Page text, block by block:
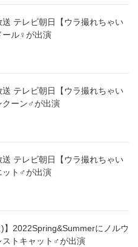
テレビ朝日【ウラ撮れちゃい
ール♀が出演
テレビ朝日【ウラ撮れちゃい
クーン♂が出演
テレビ朝日【ウラ撮れちゃい
ット♂が出演
)】2022Spring&Summerにノルウ
ストキャット♂が出演